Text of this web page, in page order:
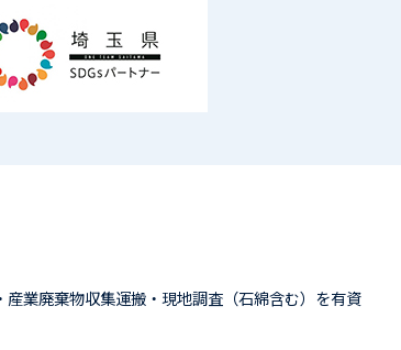
業廃棄物収集運搬・現地調査（石綿含む）を有資